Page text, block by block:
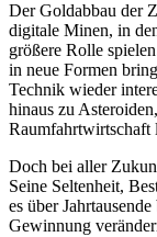
Der Goldabbau der
digitale Minen, in
größere Rolle
in neue Formen
Technik wieder
hinaus zu
Raumfahrtwirtschaft
Doch bei aller
Seine Seltenheit,
es über
Gewinnung